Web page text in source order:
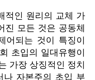
적인 원리의 교체 가
진 모든 것은 공동체
어되는 것이 특징이
초입의 일대유행이
가장 상징적인 정치
나 자본주의 초입 부